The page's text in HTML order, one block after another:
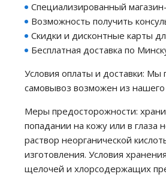
Специализированный
Возможность получить
Скидки и дисконтные карты
Бесплатная доставка по
Условия оплаты и доставки: Мы
самовывоз возможен из нашего
Меры предосторожности:
попадании на кожу или в
раствор неорганической
изготовления. Условия
щелочей и хлорсодержащих